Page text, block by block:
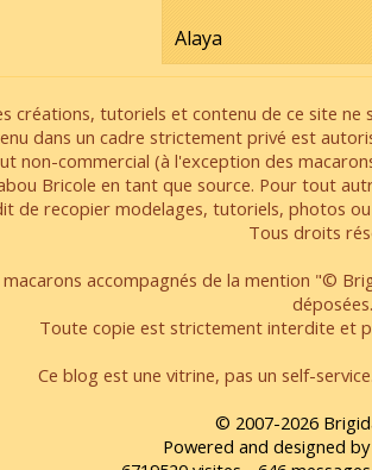
Alaya
créations, tutoriels et contenu de ce site
dans un cadre strictement privé est
non-commercial (à l'exception des
Bricole en tant que source. Pour tout
de recopier modelages, tutoriels, photos
Tous droits
accompagnés de la mention "©
déposées.
Toute copie est strictement interdite et
Ce blog est une vitrine, pas un self-
© 2007-2026
Powered and designed